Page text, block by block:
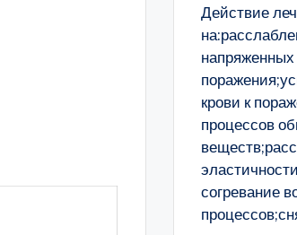
Действие
крови к
процессов
согревание